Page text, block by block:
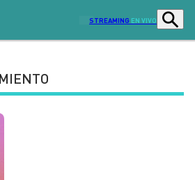
STREAMING EN VIVO